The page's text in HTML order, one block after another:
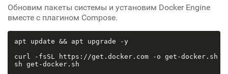
Обновим пакеты системы и установим Docker Engine
вместе с плагином Compose.
apt update && apt upgrade -y
curl -fsSL https://get.docker.com -o get-docker.sh
sh get-docker.sh